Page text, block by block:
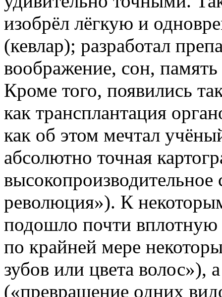
изобрёл лёгкую и
(кевлар); разработал
воображение, сон,
Кроме того, появились
как трансплантация
как об этом мечтал
абсолютно точная
высокопроизводительное
революция»). К
подошло почти
по крайней мере
зубов или цвета волос»),
(«превращение одних